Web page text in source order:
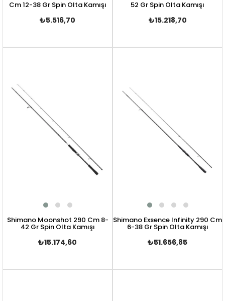
Cm 12-38 Gr Spin Olta Kamışı
₺5.516,70
52 Gr Spin Olta Kamışı
₺15.218,70
Shimano Moonshot 290 Cm 8-
42 Gr Spin Olta Kamışı
₺15.174,60
Shimano Exsence Infinity 290 Cm
6-38 Gr Spin Olta Kamışı
₺51.656,85